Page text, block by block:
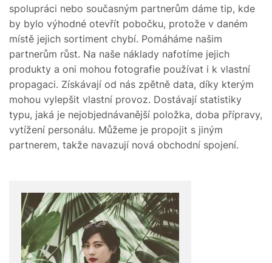
spolupráci nebo současným partnerům dáme tip, kde
by bylo výhodné otevřít pobočku, protože v daném
místě jejich sortiment chybí. Pomáháme našim
partnerům růst. Na naše náklady nafotíme jejich
produkty a oni mohou fotografie používat i k vlastní
propagaci. Získávají od nás zpětně data, díky kterým
mohou vylepšit vlastní provoz. Dostávají statistiky
typu, jaká je nejobjednávanější položka, doba přípravy,
vytížení personálu. Můžeme je propojit s jiným
partnerem, takže navazují nová obchodní spojení.